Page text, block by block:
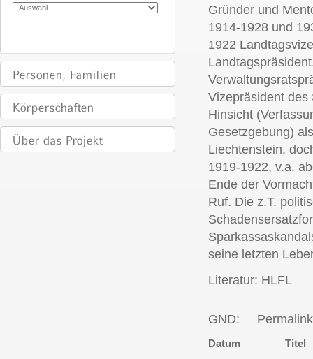
Gründer und
1914-1928 und
1922
Vizepräsident des
Hinsicht
Gesetzgebung)
Liechtenstein,
1919-1922, v.a.
Ende der
Ruf. Die z.T.
seine letzten
Literatur: HLFL
GND:
Datum Titel